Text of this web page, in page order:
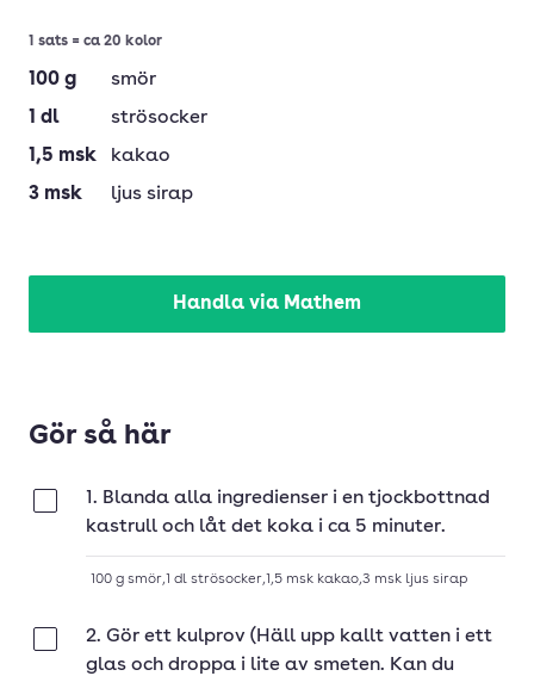
1 sats = ca 20 kolor
100 g
smör
1 dl
strösocker
1,5 msk
kakao
3 msk ljus sirap
Handla via Mathem
Gör så här
1. Blanda alla ingredienser i en tjockbottnad
kastrull och låt det koka i ca 5 minuter.
100 g smör,1 dl strösocker,1,5 msk kakao,3 msk ljus sirap
2. Gör ett kulprov (Häll upp kallt vatten i ett
glas och droppa i lite av smeten. Kan du